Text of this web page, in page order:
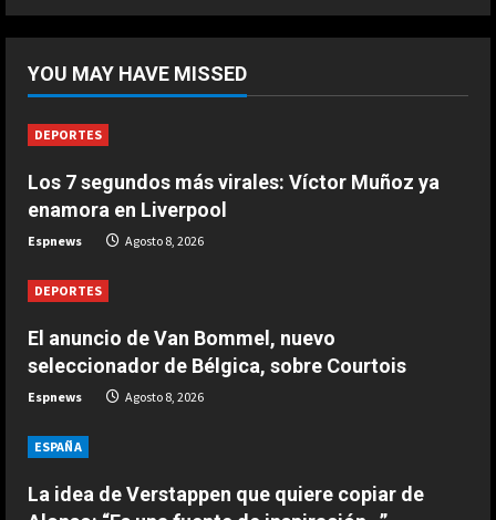
5
seleccionador de Bélgica, sobre
Courtois
DEPORTES
Los 7 segundos más virales: Víctor
Muñoz ya enamora en Liverpool
3
África también se rinde a Gianni
Infantino
Agosto 7, 2026
Noruega pide la dimisión de
Infantino
YOU MAY HAVE MISSED
DEPORTES
Los 7 segundos más virales: Víctor Muñoz ya
enamora en Liverpool
Espnews Agosto 8, 2026
DEPORTES
El anuncio de Van Bommel, nuevo
seleccionador de Bélgica, sobre Courtois
Espnews Agosto 8, 2026
ESPAÑA
La idea de Verstappen que quiere copiar de